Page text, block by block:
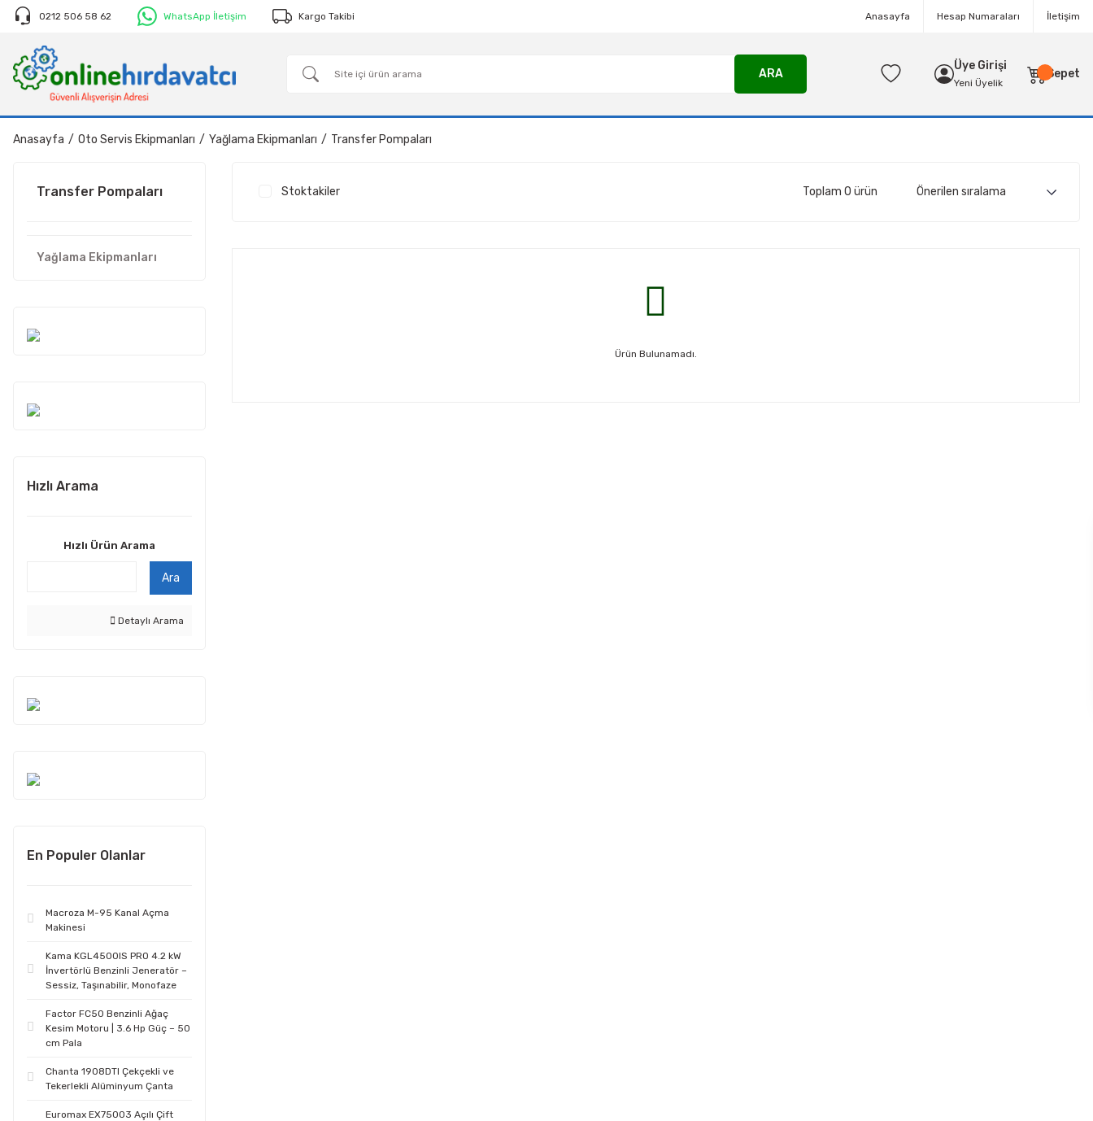
0212 506 58 62 WhatsApp İletişim Kargo Takibi Anasayfa Hesap Numaraları İletişim
ARA
Üye Girişi
Yeni Üyelik
Sepet
Anasayfa Oto Servis Ekipmanları Yağlama Ekipmanları Transfer Pompaları
Transfer Pompaları
Yağlama Ekipmanları
Hızlı Arama
Hızlı Ürün Arama
Ara
Detaylı Arama
En Populer Olanlar
Macroza M-95 Kanal Açma
Makinesi
Kama KGL4500IS PRO 4.2 kW
İnvertörlü Benzinli Jeneratör –
Sessiz, Taşınabilir, Monofaze
Factor FC50 Benzinli Ağaç
Kesim Motoru | 3.6 Hp Güç – 50
cm Pala
Chanta 1908DTI Çekçekli ve
Tekerlekli Alüminyum Çanta
Euromax EX75003 Açılı Çift
Stoktakiler Toplam 0 ürün
Ürün Bulunamadı.